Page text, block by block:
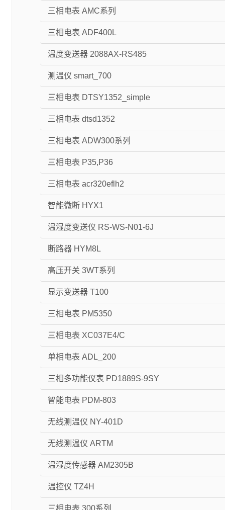
三相电表 AMC系列
三相电表 ADF400L
温度变送器 2088AX-RS485
测温仪 smart_700
三相电表 DTSY1352_simple
三相电表 dtsd1352
三相电表 ADW300系列
三相电表 P35,P36
三相电表 acr320eflh2
智能微断 HYX1
温湿度变送仪 RS-WS-N01-6J
断路器 HYM8L
高压开关 3WT系列
显示变送器 T100
三相电表 PM5350
三相电表 XC037E4/C
单相电表 ADL_200
三相多功能仪表 PD1889S-9SY
智能电表 PDM-803
无线测温仪 NY-401D
无线测温仪 ARTM
温湿度传感器 AM2305B
温控仪 TZ4H
三相电表 300系列